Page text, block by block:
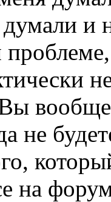
и
не
на